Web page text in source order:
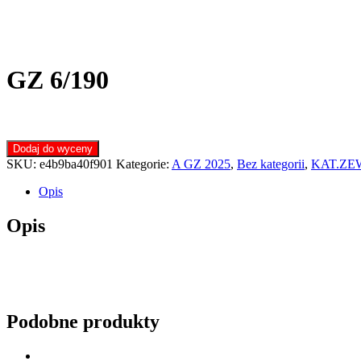
GZ 6/190
Dodaj do wyceny
SKU: e4b9ba40f901 Kategorie: A GZ 2025, Bez kategorii,
Opis
Opis
Podobne produkty